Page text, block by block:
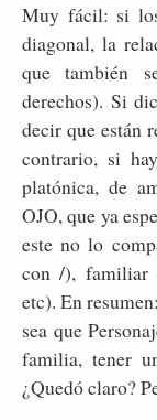
Muy fácil: si
diagonal, la
que también
derechos). Si
decir que están
contrario, si
platónica, de
OJO, que ya
este no lo
con /), familiar
etc). En
sea que
familia, tener
¿Quedó claro?